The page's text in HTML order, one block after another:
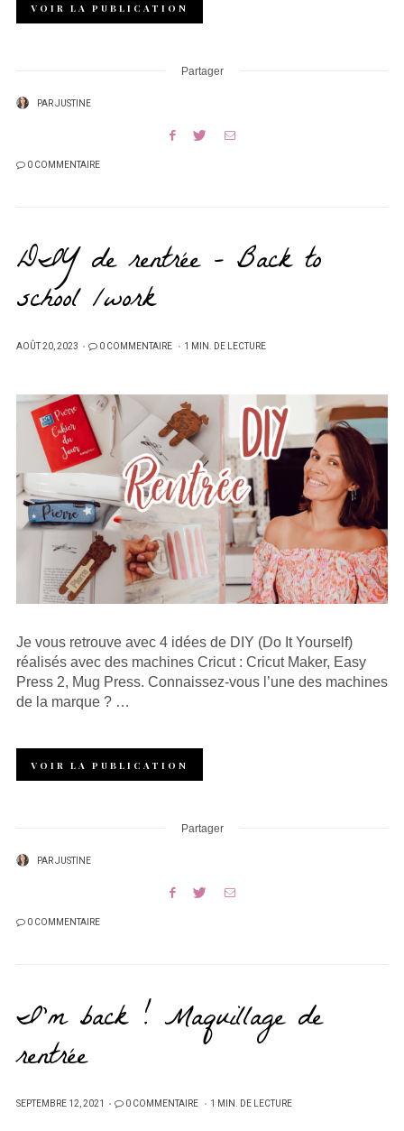
VOIR LA PUBLICATION
Partager
PARJUSTINE
0 COMMENTAIRE
DIY de rentrée – Back to
school /work
PUBLIÉ
AOÛT 20, 2023 0 COMMENTAIRE 1 MIN. DE LECTURE
Je vous retrouve avec 4 idées de DIY (Do It Yourself)
réalisés avec des machines Cricut : Cricut Maker, Easy
Press 2, Mug Press. Connaissez-vous l’une des machines
de la marque ? …
VOIR LA PUBLICATION
Partager
PARJUSTINE
0 COMMENTAIRE
I’m back ! Maquillage de
rentrée
PUBLIÉ
SEPTEMBRE 12, 2021 0 COMMENTAIRE 1 MIN. DE LECTURE